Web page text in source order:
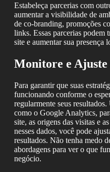
Estabeleça parcerias com
aumentar a visibilidade de
de co-branding, promoções
links. Essas parcerias podem
site e aumentar sua presença
Monitore e Ajuste
Para garantir que suas
funcionando conforme o
regularmente seus
como o Google Analytics,
site, as origens das visitas e
nesses dados, você pode
resultados. Não tenha medo
abordagens para ver o que
negócio.